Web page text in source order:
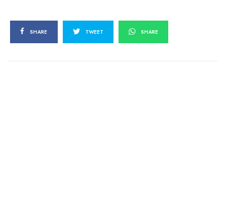
SHARE TWEET SHARE